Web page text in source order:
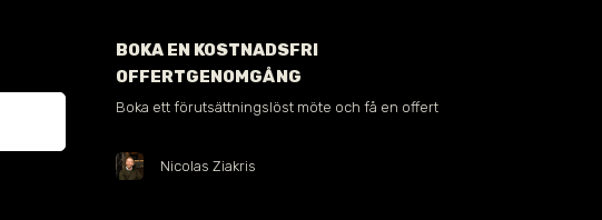
BOKA EN KOSTNADSFRI
OFFERTGENOMGÅNG
Boka ett förutsättningslöst möte och få en offert
Nicolas Ziakris